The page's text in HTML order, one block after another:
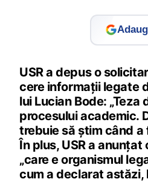
USR a depus o
cere informații legate
lui Lucian Bode:
procesului academic.
trebuie să știm când a
În plus, USR a anunțat
„care e organismul
cum a declarat astăzi,